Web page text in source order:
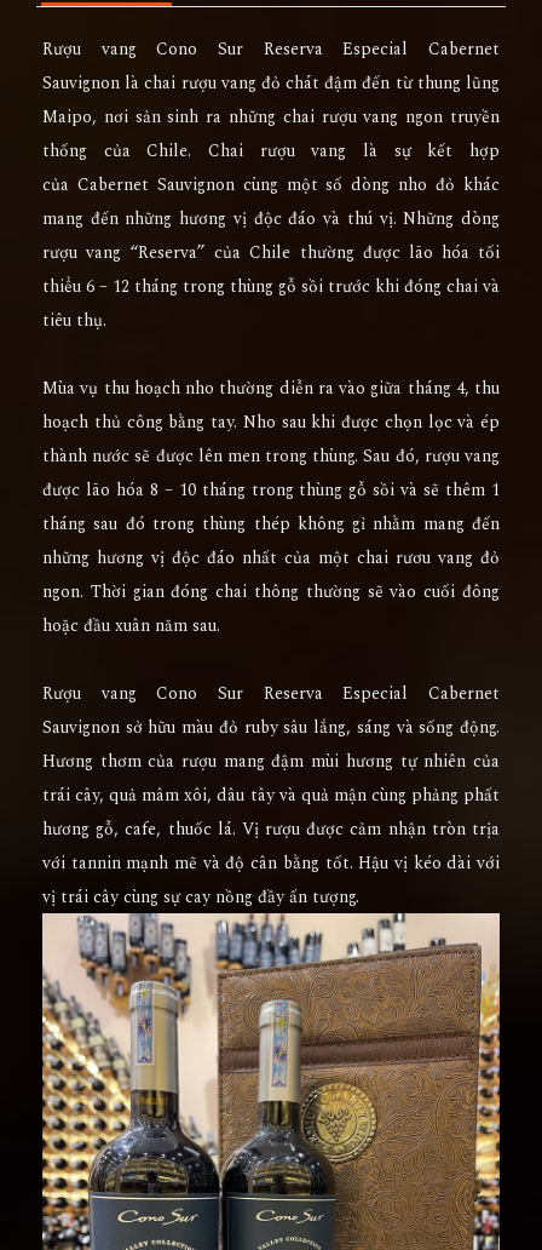
Rượu vang Cono Sur Reserva Especial Cabernet
Sauvignon là chai rượu vang đỏ chát đậm đến từ thung lũng
Maipo, nơi sản sinh ra những chai rượu vang ngon truyền
thống của Chile. Chai rượu vang là sự kết hợp
của Cabernet Sauvignon cùng một số dòng nho đỏ khác
mang đến những hương vị độc đáo và thú vị. Những dòng
rượu vang “Reserva” của Chile thường được lão hóa tối
thiểu 6 – 12 tháng trong thùng gỗ sồi trước khi đóng chai và
tiêu thụ.
Mùa vụ thu hoạch nho thường diễn ra vào giữa tháng 4, thu
hoạch thủ công bằng tay. Nho sau khi được chọn lọc và ép
thành nước sẽ được lên men trong thùng. Sau đó, rượu vang
được lão hóa 8 – 10 tháng trong thùng gỗ sồi và sẽ thêm 1
tháng sau đó trong thùng thép không gỉ nhằm mang đến
những hương vị độc đáo nhất của một chai rươu vang đỏ
ngon. Thời gian đóng chai thông thường sẽ vào cuối đông
hoặc đầu xuân năm sau.
Rượu vang Cono Sur Reserva Especial Cabernet
Sauvignon sở hữu màu đỏ ruby sâu lắng, sáng và sống động.
Hương thơm của rượu mang đậm mùi hương tự nhiên của
trái cây, quả mâm xôi, dâu tây và quả mận cùng phảng phất
hương gỗ, cafe, thuốc lá. Vị rượu được cảm nhận tròn trịa
với tannin mạnh mẽ và độ cân bằng tốt. Hậu vị kéo dài với
vị trái cây cùng sự cay nồng đầy ấn tượng.